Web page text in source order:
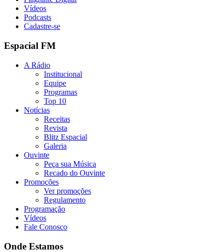
Vídeos
Podcasts
Cadastre-se
Espacial FM
A Rádio
Institucional
Equipe
Programas
Top 10
Notícias
Receitas
Revista
Blitz Espacial
Galeria
Ouvinte
Peça sua Música
Recado do Ouvinte
Promoções
Ver promoções
Regulamento
Programação
Vídeos
Fale Conosco
Onde Estamos